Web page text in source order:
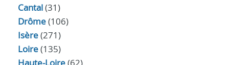
Cantal(31)
Drôme(106)
Isère(271)
Loire(135)